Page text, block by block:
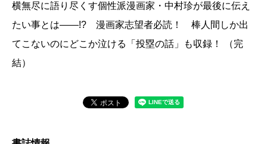
横無尽に語り尽くす個性派漫画家・中村珍が最後に伝え
たい事とは――!? 漫画家志望者必読！ 棒人間しか出
てこないのにどこか泣ける「投塁の話」も収録！ （完
結）